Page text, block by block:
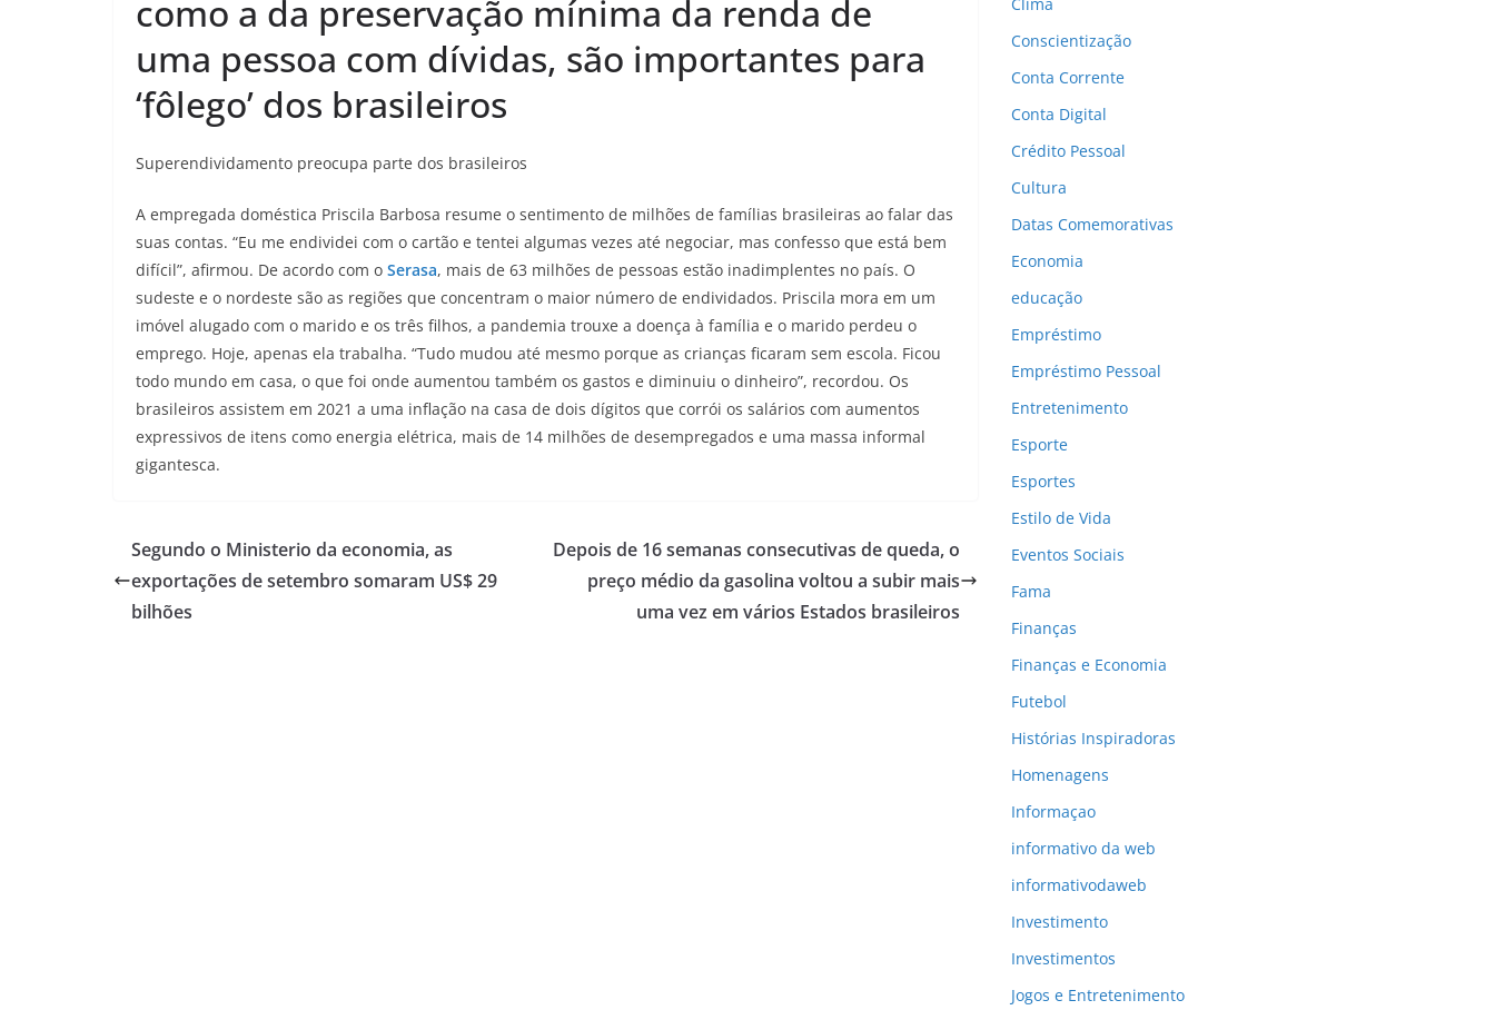
como a da preservação mínima da renda de
uma pessoa com dívidas, são importantes para
‘fôlego’ dos brasileiros
Superendividamento preocupa parte dos brasileiros
A empregada doméstica Priscila Barbosa resume o sentimento de milhões de famílias brasileiras ao falar das
suas contas. “Eu me endividei com o cartão e tentei algumas vezes até negociar, mas confesso que está bem
difícil”, afirmou. De acordo com o Serasa, mais de 63 milhões de pessoas estão inadimplentes no país. O
sudeste e o nordeste são as regiões que concentram o maior número de endividados. Priscila mora em um
imóvel alugado com o marido e os três filhos, a pandemia trouxe a doença à família e o marido perdeu o
emprego. Hoje, apenas ela trabalha. “Tudo mudou até mesmo porque as crianças ficaram sem escola. Ficou
todo mundo em casa, o que foi onde aumentou também os gastos e diminuiu o dinheiro”, recordou. Os
brasileiros assistem em 2021 a uma inflação na casa de dois dígitos que corrói os salários com aumentos
expressivos de itens como energia elétrica, mais de 14 milhões de desempregados e uma massa informal
gigantesca.
Segundo o Ministerio da economia, as
exportações de setembro somaram US$ 29
bilhões
Depois de 16 semanas consecutivas de queda, o
preço médio da gasolina voltou a subir mais
uma vez em vários Estados brasileiros
Conscientização
Conta Corrente
Conta Digital
Crédito Pessoal
Cultura
Datas Comemorativas
Economia
educação
Empréstimo
Empréstimo Pessoal
Entretenimento
Esporte
Esportes
Estilo de Vida
Eventos Sociais
Fama
Finanças
Finanças e Economia
Futebol
Histórias Inspiradoras
Homenagens
Informaçao
informativo da web
informativodaweb
Investimento
Investimentos
Jogos e Entretenimento